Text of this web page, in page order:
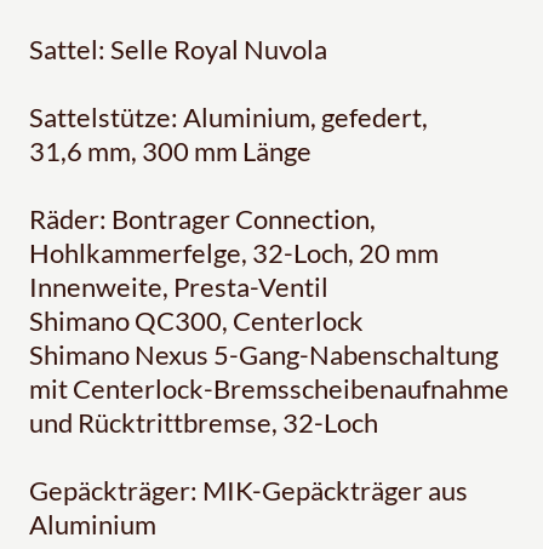
Sattel: Selle Royal Nuvola
Sattelstütze: Aluminium, gefedert,
31,6 mm, 300 mm Länge
Räder: Bontrager Connection,
Hohlkammerfelge, 32-Loch, 20 mm
Innenweite, Presta-Ventil
Shimano QC300, Centerlock
Shimano Nexus 5-Gang-Nabenschaltung
mit Centerlock-Bremsscheibenaufnahme
und Rücktrittbremse, 32-Loch
Gepäckträger: MIK-Gepäckträger aus
Aluminium